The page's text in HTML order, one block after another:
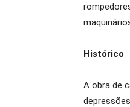
Histórico
A obra de